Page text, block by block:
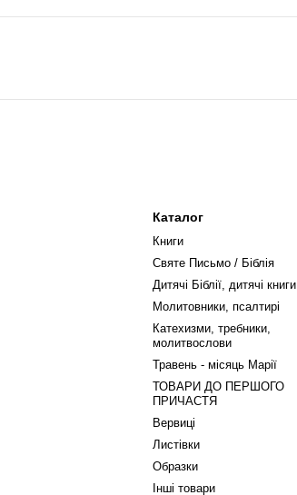
Каталог
Книги
Святе Письмо / Біблія
Дитячі Біблії, дитячі книги
Молитовники, псалтирі
Катехизми, требники,
молитвослови
Травень - місяць Марії
ТОВАРИ ДО ПЕРШОГО
ПРИЧАСТЯ
Вервиці
Листівки
Образки
Інші товари